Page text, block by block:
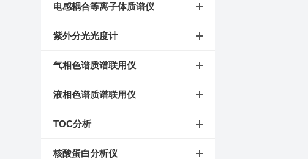
电感耦合等离子体质谱仪
紫外分光光度计
气相色谱质谱联用仪
液相色谱质谱联用仪
TOC分析
核酸蛋白分析仪